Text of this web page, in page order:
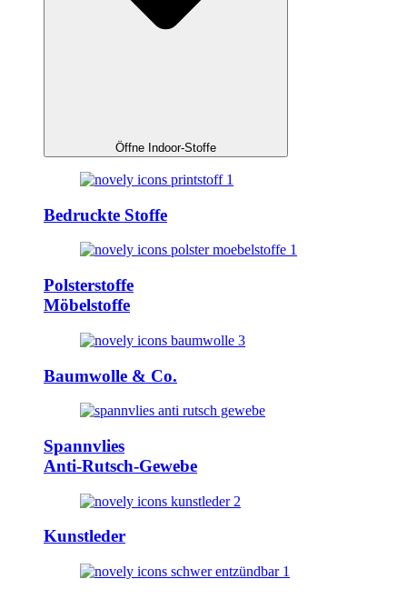
Öffne Indoor-Stoffe
Bedruckte Stoffe
Polsterstoffe
Möbelstoffe
Baumwolle & Co.
Spannvlies
Anti-Rutsch-Gewebe
Kunstleder